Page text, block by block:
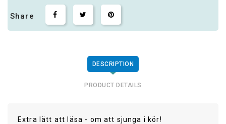
Share
DESCRIPTION
PRODUCT DETAILS
Extra lätt att läsa - om att sjunga i kör!